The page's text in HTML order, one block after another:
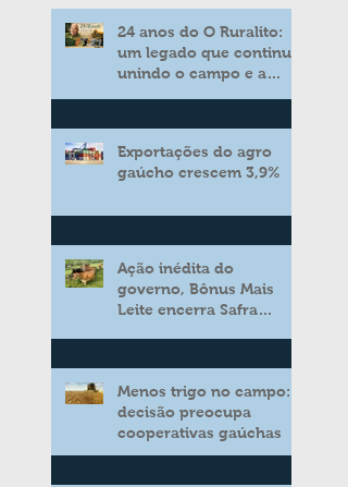
24 anos do O Ruralito:
um legado que continua
unindo o campo e a
Exportações do agro
gaúcho crescem 3,9%
Ação inédita do
governo, Bônus Mais
Leite encerra Safra
aos produtores de leite
Menos trigo no campo:
decisão preocupa
cooperativas gaúchas